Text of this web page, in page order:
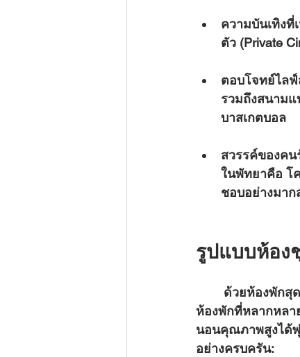
ความบันเทิงที่
ตัว (Private
ตอบโจทย์ไล
รวมถึงสนาม
บาสเกตบอล
สวรรค์ของคน
ในพัทยาคือ โ
ชอบอย่างมาก
รูปแบบห้อง
ห้องพักที่หลากหลา
นอนคุณภาพสูงได้พุ่
อย่างครบครัน: